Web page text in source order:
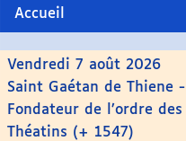
Accueil
Vendredi 7 août 2026
Saint Gaétan de Thiene -
Fondateur de l’ordre des
Théatins (+ 1547)